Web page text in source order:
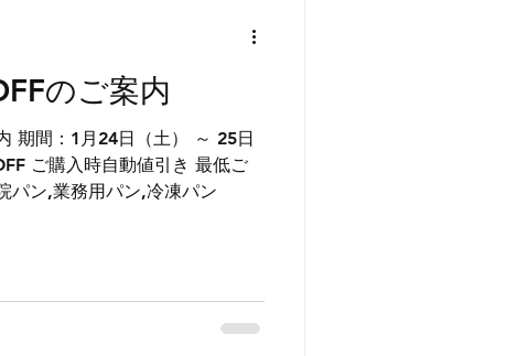
のご案内
：2050円以上 病院パン,業務用パン,冷凍パン